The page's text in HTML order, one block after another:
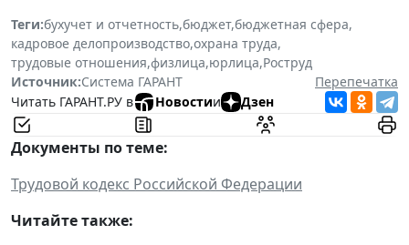
Теги:бухучет и отчетность,бюджет,бюджетная сфера,
кадровое делопроизводство,охрана труда,
трудовые отношения,физлица,юрлица,Роструд
Источник:Система ГАРАНТ
Перепечатка
Читать ГАРАНТ.РУ в
Новостии Дзен
Документы по теме:
Трудовой кодекс Российской Федерации
Читайте также: